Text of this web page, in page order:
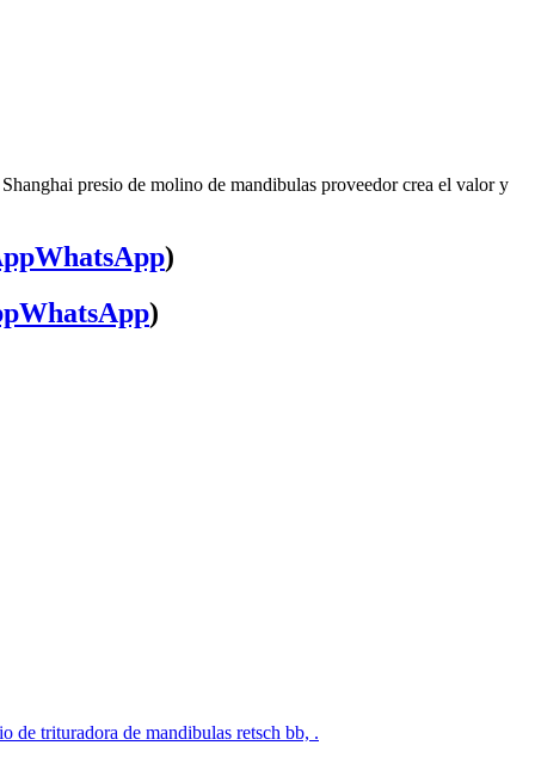
presio de molino de mandibulas proveedor crea el valor y
WhatsApp)
WhatsApp)
de trituradora de mandibulas retsch bb, .